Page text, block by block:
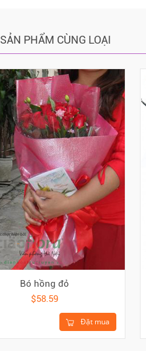
SẢN PHẨM CÙNG LOẠI
Bó hồng đỏ
$58.59
Đặt mua